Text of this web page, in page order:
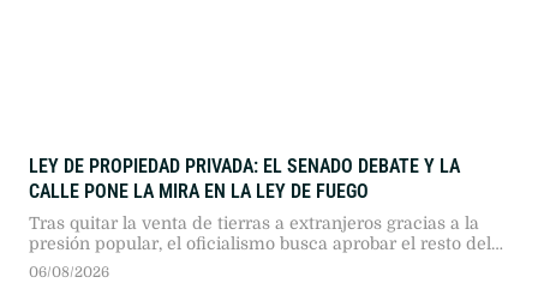
LEY DE PROPIEDAD PRIVADA: EL SENADO DEBATE Y LA
CALLE PONE LA MIRA EN LA LEY DE FUEGO
Tras quitar la venta de tierras a extranjeros gracias a la
presión popular, el oficialismo busca aprobar el resto del
dictamen. Organizaciones sociales advierten sobre el
06/08/2026